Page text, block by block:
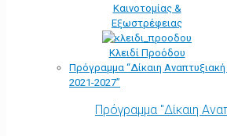
Kαινοτομίας &
Εξωστρέφειας
Κλειδί Προόδου
Πρόγραμμα “Δίκαιη
2021-2027”
Πρόγραμμα "Δίκαιη